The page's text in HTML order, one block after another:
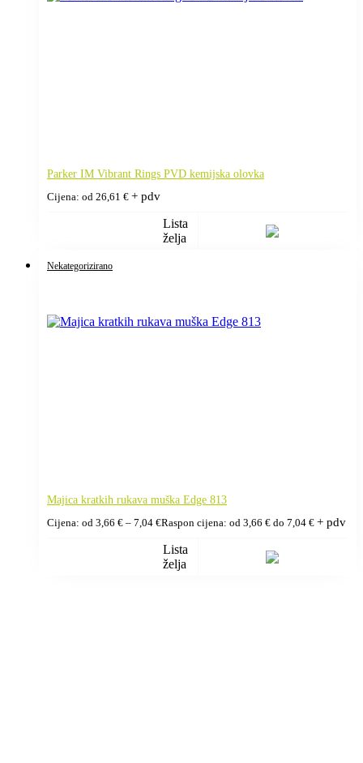
Parker IM Vibrant Rings PVD kemijska olovka
Cijena: od 26,61 € + pdv
Lista
želja
Nekategorizirano
Majica kratkih rukava muška Edge 813
Cijena: od 3,66 € – 7,04 €Raspon cijena: od 3,66 € do 7,04 € + pdv
Lista
želja